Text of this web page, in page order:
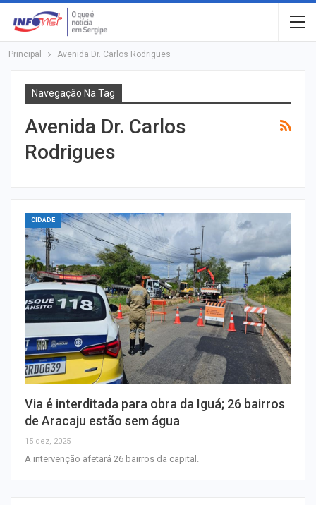
Principal Avenida Dr. Carlos Rodrigues
Navegação Na Tag
Avenida Dr. Carlos
Rodrigues
CIDADE
Via é interditada para obra da Iguá; 26 bairros
de Aracaju estão sem água
15 dez, 2025
A intervenção afetará 26 bairros da capital.